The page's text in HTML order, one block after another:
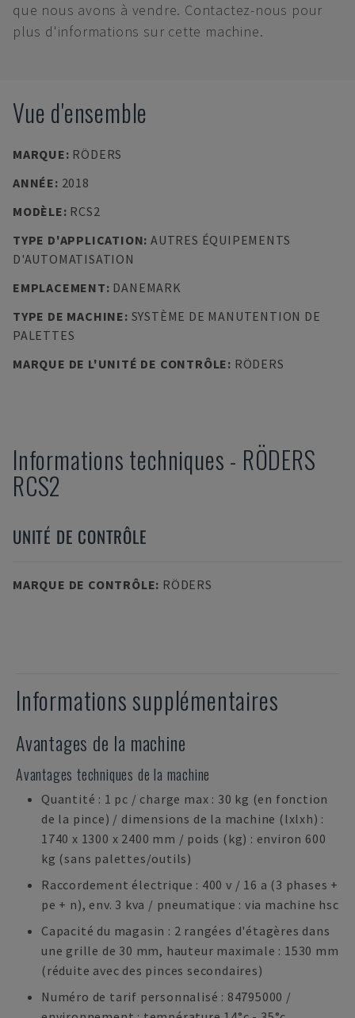
que nous avons à vendre. Contactez-nous pour
plus d'informations sur cette machine.
Vue d'ensemble
MARQUE: RÖDERS
ANNÉE: 2018
MODÈLE: RCS2
TYPE D'APPLICATION: AUTRES ÉQUIPEMENTS
D'AUTOMATISATION
EMPLACEMENT: DANEMARK
TYPE DE MACHINE: SYSTÈME DE MANUTENTION DE
PALETTES
MARQUE DE L'UNITÉ DE CONTRÔLE: RÖDERS
Informations techniques - RÖDERS
RCS2
UNITÉ DE CONTRÔLE
MARQUE DE CONTRÔLE: RÖDERS
Informations supplémentaires
Avantages de la machine
Avantages techniques de la machine
Quantité : 1 pc / charge max : 30 kg (en fonction
de la pince) / dimensions de la machine (lxlxh) :
1740 x 1300 x 2400 mm / poids (kg) : environ 600
kg (sans palettes/outils)
Raccordement électrique : 400 v / 16 a (3 phases +
pe + n), env. 3 kva / pneumatique : via machine hsc
Capacité du magasin : 2 rangées d'étagères dans
une grille de 30 mm, hauteur maximale : 1530 mm
(réduite avec des pinces secondaires)
Numéro de tarif personnalisé : 84795000 /